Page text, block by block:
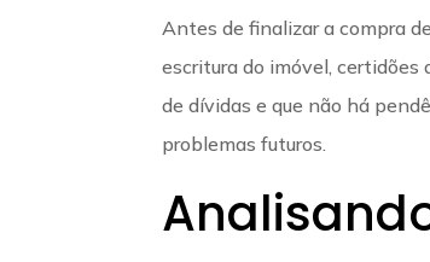
Antes de finalizar a compra
escritura do imóvel, certidões
de dívidas e que não há
problemas futuros.